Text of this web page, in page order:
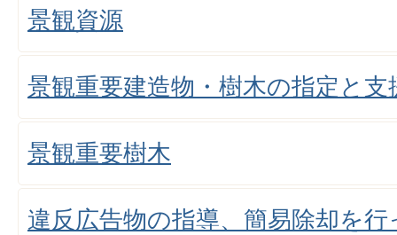
景観資源
景観重要建造物・樹木の指定と支
景観重要樹木
違反広告物の指導、簡易除却を